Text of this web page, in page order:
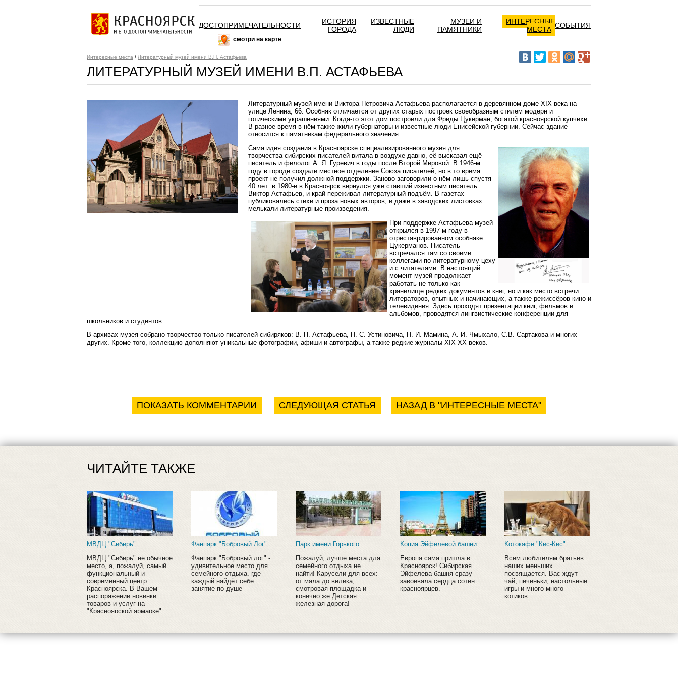
ДОСТОПРИМЕЧАТЕЛЬНОСТИ
ИСТОРИЯ
ГОРОДА
ИЗВЕСТНЫЕ
ЛЮДИ
МУЗЕИ И
ПАМЯТНИКИ
ИНТЕРЕСНЫЕ
МЕСТА СОБЫТИЯ
смотри на карте
Интересные места / Литературный музей имени В.П. Астафьева
ЛИТЕРАТУРНЫЙ МУЗЕЙ ИМЕНИ В.П. АСТАФЬЕВА
Литературный музей имени Виктора Петровича Астафьева располагается в деревянном доме XIX века на
улице Ленина, 66. Особняк отличается от других старых построек своеобразным стилем модерн и
готическими украшениями. Когда-то этот дом построили для Фриды Цукерман, богатой красноярской купчихи.
В разное время в нём также жили губернаторы и известные люди Енисейской губернии. Сейчас здание
относится к памятникам федерального значения.
Сама идея создания в Красноярске специализированного музея для
творчества сибирских писателей витала в воздухе давно, её высказал ещё
писатель и филолог А. Я. Гуревич в годы после Второй Мировой. В 1946-м
году в городе создали местное отделение Союза писателей, но в то время
проект не получил должной поддержки. Заново заговорили о нём лишь спустя
40 лет: в 1980-е в Красноярск вернулся уже ставший известным писатель
Виктор Астафьев, и край переживал литературный подъём. В газетах
публиковались стихи и проза новых авторов, и даже в заводских листовках
мелькали литературные произведения.
При поддержке Астафьева музей
открылся в 1997-м году в
отреставрированном особняке
Цукерманов. Писатель
встречался там со своими
коллегами по литературному цеху
и с читателями. В настоящий
момент музей продолжает
работать не только как
хранилище редких документов и книг, но и как место встречи
литераторов, опытных и начинающих, а также режиссёров кино и
телевидения. Здесь проходят презентации книг, фильмов и
альбомов, проводятся лингвистические конференции для
школьников и студентов.
В архивах музея собрано творчество только писателей-сибиряков: В. П. Астафьева, Н. С. Устиновича, Н. И. Мамина, А. И. Чмыхало, С.В. Сартакова и многих
других. Кроме того, коллекцию дополняют уникальные фотографии, афиши и автографы, а также редкие журналы XIX-XX веков.
ПОКАЗАТЬ КОММЕНТАРИИ СЛЕДУЮЩАЯ СТАТЬЯ НАЗАД В "ИНТЕРЕСНЫЕ МЕСТА"
ЧИТАЙТЕ ТАКЖЕ
МВДЦ "Сибирь"
МВДЦ "Сибирь" не обычное
место, а, пожалуй, самый
функциональный и
современный центр
Красноярска. В Вашем
распоряжении новинки
товаров и услуг на
"Красноярской ярмарке",
другое
Фанпарк "Бобровый Лог"
Фанпарк "Бобровый лог" -
удивительное место для
семейного отдыха. где
каждый найдёт себе
занятие по душе
Парк имени Горького
Пожалуй, лучше места для
семейного отдыха не
найти! Карусели для всех:
от мала до велика,
смотровая площадка и
конечно же Детская
железная дорога!
Копия Эйфелевой башни
Европа сама пришла в
Красноярск! Сибирская
Эйфелева башня сразу
завоевала сердца сотен
красноярцев.
Котокафе "Кис-Кис"
Всем любителям братьев
наших меньших
посвящается. Вас ждут
чай, печеньки, настольные
игры и много много
котиков.